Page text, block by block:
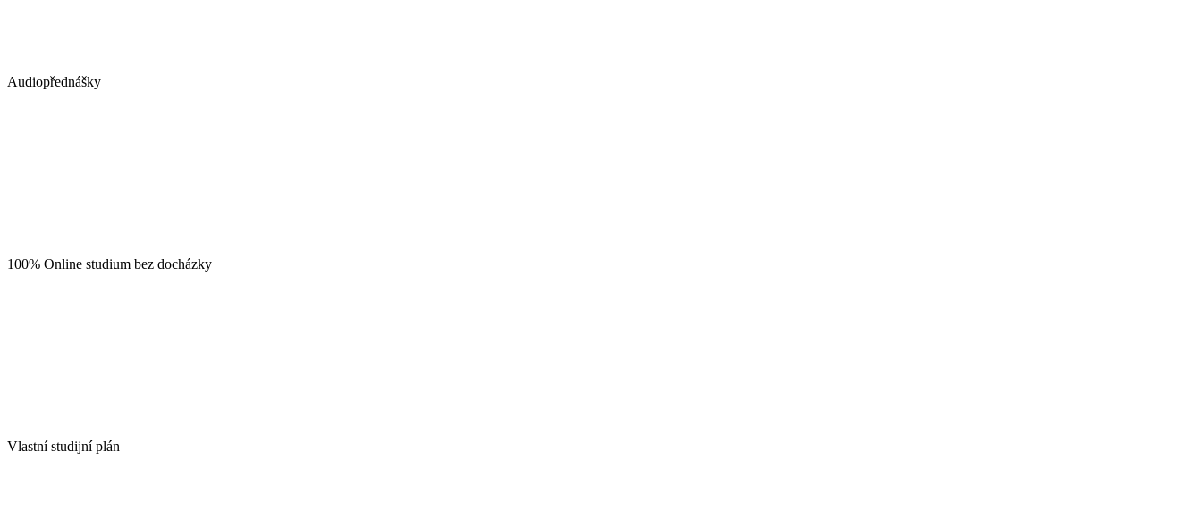
Audiopřednášky
100% Online studium bez docházky
Vlastní studijní plán